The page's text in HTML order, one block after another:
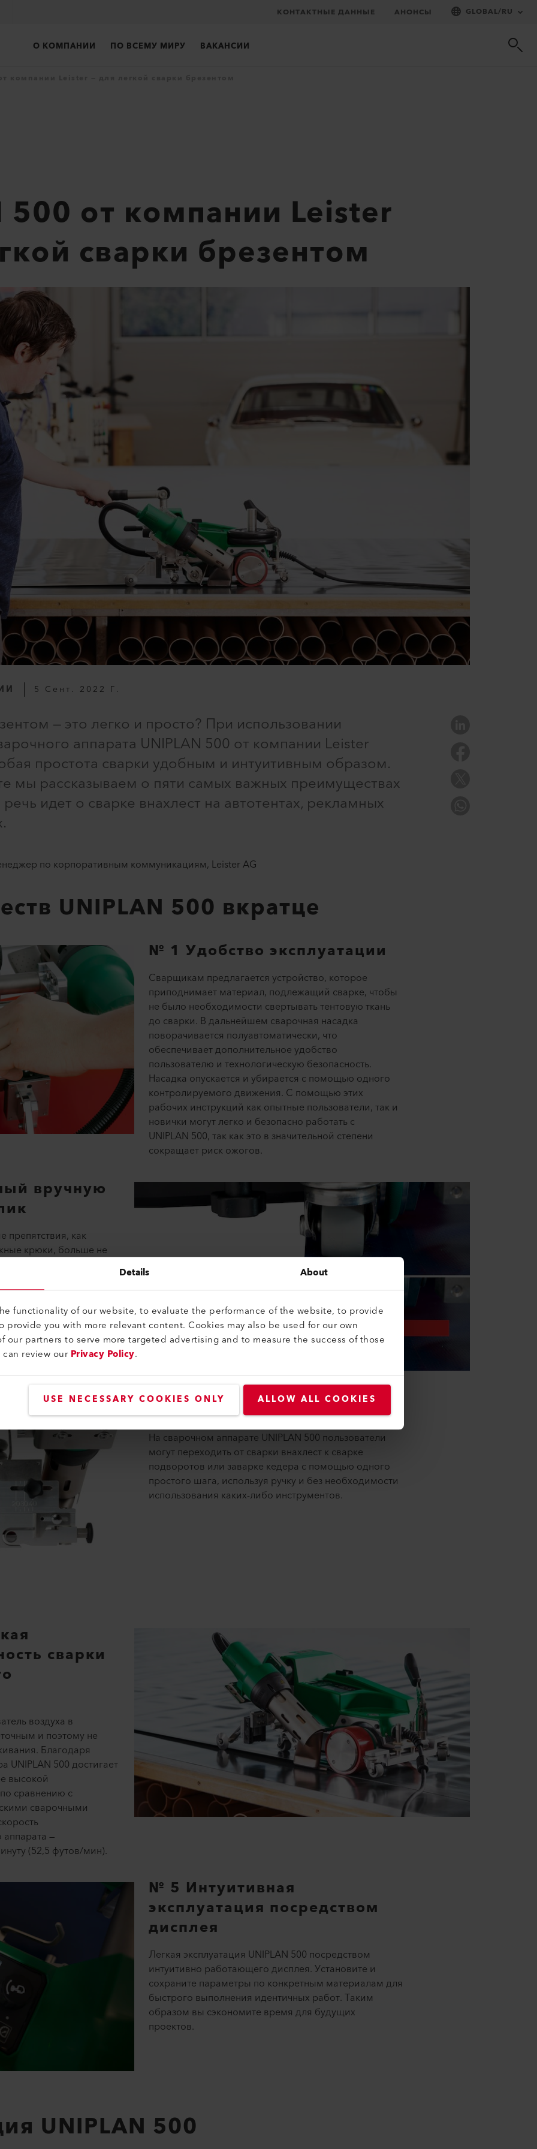
Details About
functionality of our website, to evaluate the performance of the website, to provide
provide you with more relevant content. Cookies may also be used for our own
our partners to serve more targeted advertising and to measure the success of those
review ourPrivacy Policy.
USE NECESSARY COOKIES ONLY ALLOW ALL COOKIES
КОНТАКТНЫЕ ДАННЫЕ АНОНСЫ GLOBAL/RU
О КОМПАНИИ ПО ВСЕМУ МИРУ ВАКАНСИИ
500 от компании Leister
сварки брезентом
5 Сент. 2022 Г.
— это легко и просто? При использовании
аппарата UNIPLAN 500 от компании Leister
простота сварки удобным и интуитивным образом.
мы рассказываем о пяти самых важных преимуществах
идет о сварке внахлест на автотентах, рекламных
по корпоративным коммуникациям, Leister AG
UNIPLAN 500 вкратце
№ 1 Удобство эксплуатации
Сварщикам предлагается устройство, которое
приподнимает материал, подлежащий сварке, чтобы
не было необходимости свертывать тентовую ткань
до сварки. В дальнейшем сварочная насадка
поворачивается полуавтоматически, что
обеспечивает дополнительное удобство
пользователю и технологическую безопасность.
Насадка опускается и убирается с помощью одного
контролируемого движения. С помощью этих
рабочих инструкций как опытные пользователи, так и
новички могут легко и безопасно работать с
UNIPLAN 500, так как это в значительной степени
сокращает риск ожогов.
вручную
препятствия, как
крюки, больше не
UNIPLAN 500
на что-то,
UNIPLAN 500,
№ 3 Плавные изменения
На сварочном аппарате UNIPLAN 500 пользователи
могут переходить от сварки внахлест к сварке
подворотов или заварке кедера с помощью одного
простого шага, используя ручку и без необходимости
использования каких-либо инструментов.
сварки
воздуха в
и поэтому не
Благодаря
500 достигает
высокой
сравнению с
сварочными
аппарата —
(52,5 футов/мин).
№ 5 Интуитивная
эксплуатация посредством
дисплея
Легкая эксплуатация UNIPLAN 500 посредством
интуитивно работающего дисплея. Установите и
сохраните параметры по конкретным материалам для
быстрого выполнения идентичных работ. Таким
образом вы сэкономите время для будущих
проектов.
UNIPLAN 500